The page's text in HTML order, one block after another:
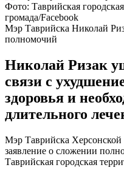
Фото: Таврийская
громада/Facebook
Мэр Таврийска Николай
полномочий
Николай Ризак
связи с
здоровья и
длительного
Мэр Таврийска Херсонской
заявление о сложении
Таврийская городская